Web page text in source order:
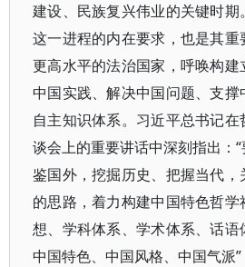
建设、民族复兴伟业的关键时
这一进程的内在要求，也是其
更高水平的法治国家，呼唤构建
中国实践、解决中国问题、支
自主知识体系。习近平总书记
谈会上的重要讲话中深刻指出：
鉴国外，挖掘历史、把握当代
的思路，着力构建中国特色哲
想、学科体系、学术体系、话
中国特色、中国风格、中国气派